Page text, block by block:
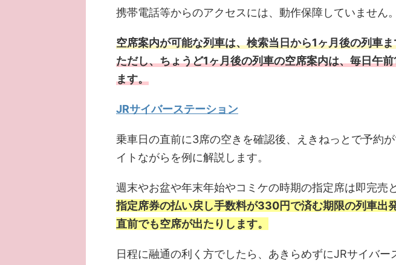
携帯電話等からのアクセスには、動作保障していません。
空席案内が可能な列車は、検索当日から1ヶ月後の列車
ただし、ちょうど1ヶ月後の列車の空席案内は、毎日午
ます。
JRサイバーステーション
乗車日の直前に3席の空きを確認後、えきねっとで予約
イトながらを例に解説します。
週末やお盆や年末年始やコミケの時期の指定席は即完売
指定席券の払い戻し手数料が330円で済む期限の列車出
直前でも空席が出たりします。
日程に融通の利く方でしたら、あきらめずにJRサイバー